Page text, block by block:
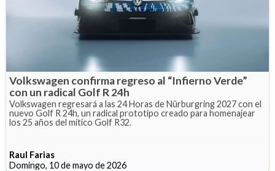
Volkswagen confirma regreso al “Infierno Verde”
con un radical Golf R 24h
Volkswagen regresará a las 24 Horas de Nürburgring 2027 con el
nuevo Golf R 24h, un radical prototipo creado para homenajear
los 25 años del mítico Golf R32.
Raul Farias
Domingo, 10 de mayo de 2026